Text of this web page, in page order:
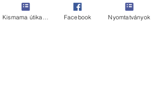
HIBA A NAV tervezetben
Facebook Nyomtatványok